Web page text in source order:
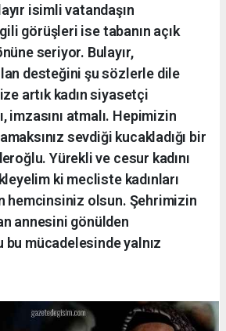
isimli vatandaşın
görüşleri ise tabanın açık
seriyor. Bulayır,
desteğini şu sözlerle dile
artık kadın siyasetçi
imzasını atmalı. Hepimizin
sevdiği kucakladığı bir
Yürekli ve cesur kadını
ki mecliste kadınları
hemcinsiniz olsun. Şehrimizin
annesini gönülden
mücadelesinde yalnız